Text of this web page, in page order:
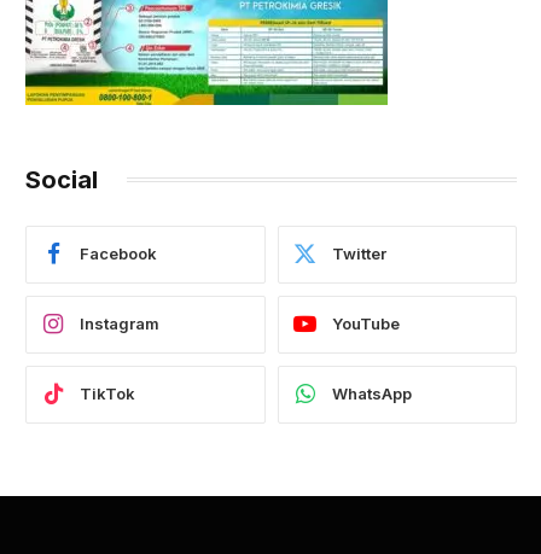
Social
Facebook Twitter
Instagram YouTube
TikTok WhatsApp